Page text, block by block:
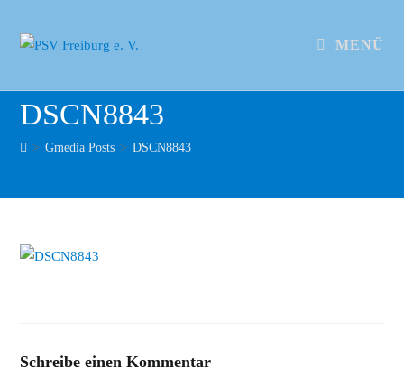
MENÜ
DSCN8843
> Gmedia Posts > DSCN8843
Schreibe einen Kommentar